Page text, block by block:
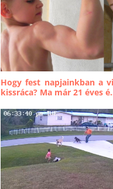
Hogy fest napjainkban a
kissráca? Ma már 21 éves